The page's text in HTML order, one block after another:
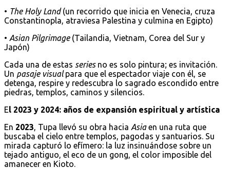
• The Holy Land(un recorrido que inicia en Venecia, cruza
Constantinopla, atraviesa Palestina y culmina en Egipto)
• Asian Pilgrimage(Tailandia, Vietnam, Corea del Sur y
Japón)
Cada una de estas series no es solo pintura; es invitación.
Un pasaje visualpara que el espectador viaje con él, se
detenga, respire y redescubra lo sagrado escondido entre
piedras, templos, caminos y silencios.
El 2023 y 2024: años de expansión espiritual y artística
En 2023, Tupa llevó su obra hacia Asiaen una ruta que
buscaba el cielo entre templos, pagodas y santuarios. Su
mirada capturó lo efímero: la luz insinuándose sobre un
tejado antiguo, el eco de un gong, el color imposible del
amanecer en Kioto.